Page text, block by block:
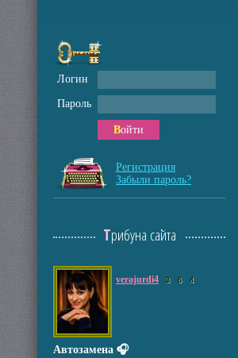
Логин
Пароль
Войти
Регистрация
Забыли пароль?
Трибуна сайта
verajurdi4 3 6 4
Автозамена 🎧